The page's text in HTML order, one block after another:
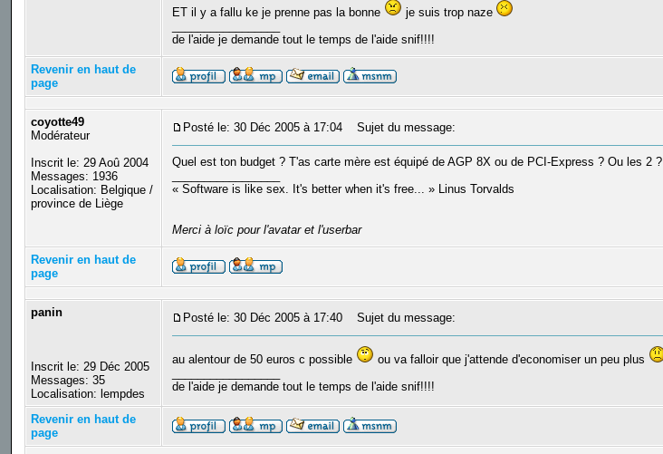
ET il y a fallu ke je prenne pas la bonne
je suis trop naze
de l'aide je demande tout le temps de l'aide snif!!!!
Revenir en haut de
page
coyotte49
Modérateur
Inscrit le: 29 Aoû 2004
Messages: 1936
Localisation: Belgique /
province de Liège
Posté le: 30 Déc 2005 à 17:04 Sujet du message:
Quel est ton budget ? T'as carte mère est équipé de AGP 8X ou de PCI-Express ? Ou les 2 ?
« Software is like sex. It's better when it's free... » Linus Torvalds
Merci à loïc pour l'avatar et l'userbar
Revenir en haut de
page
panin
Inscrit le: 29 Déc 2005
Messages: 35
Localisation: lempdes
Posté le: 30 Déc 2005 à 17:40 Sujet du message:
au alentour de 50 euros c possible ou va falloir que j'attende d'economiser un peu plus
de l'aide je demande tout le temps de l'aide snif!!!!
Revenir en haut de
page